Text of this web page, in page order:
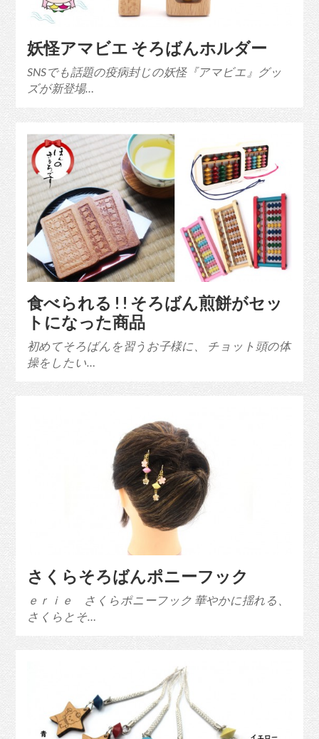
妖怪アマビエ そろばんホルダー
SNSでも話題の疫病封じの妖怪『アマビエ』グッ
ズが新登場…
食べられる ! ! そろばん煎餅がセッ
トになった商品
初めてそろばんを習うお子様に、 チョット頭の体
操をしたい…
さくらそろばんポニーフック
ｅｒｉｅ さくらポニーフック 華やかに揺れる、
さくらとそ…